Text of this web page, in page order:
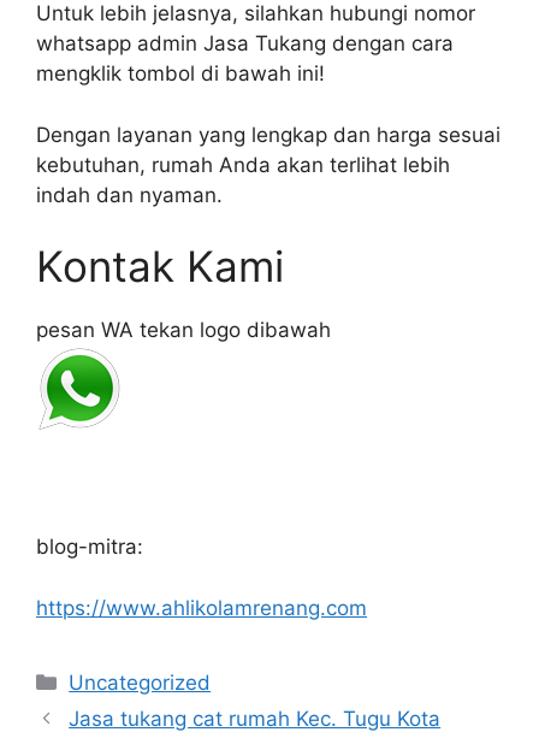
Untuk lebih jelasnya, silahkan hubungi nomor
whatsapp admin Jasa Tukang dengan cara
mengklik tombol di bawah ini!
Dengan layanan yang lengkap dan harga sesuai
kebutuhan, rumah Anda akan terlihat lebih
indah dan nyaman.
Kontak Kami
pesan WA tekan logo dibawah
blog-mitra:
https://www.ahlikolamrenang.com
Categories
Uncategorized
Jasa tukang cat rumah Kec. Tugu Kota